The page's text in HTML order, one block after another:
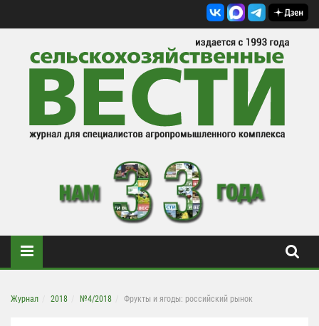
Журнал 2018 №4/2018 Фрукты и ягоды: российский рынок